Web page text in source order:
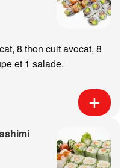
8 thon cuit avocat, 8
et 1 salade.